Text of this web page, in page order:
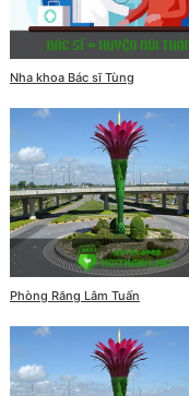
Nha khoa Bác sĩ Tùng
Phòng Răng Lâm Tuấn